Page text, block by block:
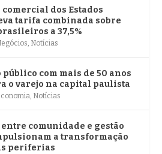
comercial dos Estados
tarifa combinada sobre
a 37,5%
, Notícias
público com mais de 50 anos
o varejo na capital paulista
, Notícias
comunidade e gestão
a transformação
periferias